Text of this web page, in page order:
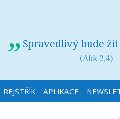
Spravedlivý bude
(Abk 2,4) -
REJSTŘÍK APLIKACE